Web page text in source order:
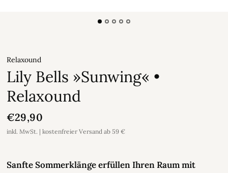
Relaxound
Lily Bells »Sunwing« •
Relaxound
€29,90
inkl. MwSt. | kostenfreier Versand ab 59 €
Sanfte Sommerklänge erfüllen Ihren Raum mit